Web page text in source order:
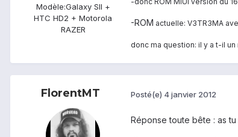
Modèle:Galaxy SII +
HTC HD2 + Motorola
RAZER
-ROM actuelle: V3TR3MA
donc ma question: il y a t-il
FlorentMT Posté(e) 4 janvier 2012
Réponse toute bête : as